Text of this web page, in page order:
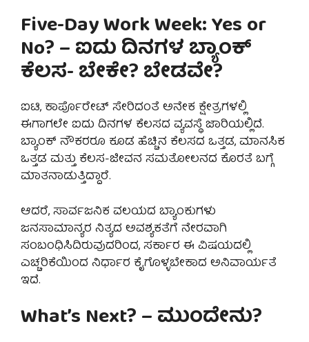
Five-Day Work Week: Yes or
No? – ಐದು ದಿನಗಳ ಬ್ಯಾಂಕ್
ಕೆಲಸ- ಬೇಕೇ? ಬೇಡವೇ?
ಐಟಿ, ಕಾರ್ಪೊರೇಟ್ ಸೇರಿದಂತೆ ಅನೇಕ ಕ್ಷೇತ್ರಗಳಲ್ಲಿ
ಈಗಾಗಲೇ ಐದು ದಿನಗಳ ಕೆಲಸದ ವ್ಯವಸ್ಥೆ ಜಾರಿಯಲ್ಲಿದೆ.
ಬ್ಯಾಂಕ್ ನೌಕರರೂ ಕೂಡ ಹೆಚ್ಚಿನ ಕೆಲಸದ ಒತ್ತಡ, ಮಾನಸಿಕ
ಒತ್ತಡ ಮತ್ತು ಕೆಲಸ-ಜೀವನ ಸಮತೋಲನದ ಕೊರತೆ ಬಗ್ಗೆ
ಮಾತನಾಡುತ್ತಿದ್ದಾರೆ.
ಆದರೆ, ಸಾರ್ವಜನಿಕ ವಲಯದ ಬ್ಯಾಂಕುಗಳು
ಜನಸಾಮಾನ್ಯರ ನಿತ್ಯದ ಅವಶ್ಯಕತೆಗೆ ನೇರವಾಗಿ
ಸಂಬಂಧಿಸಿದಿರುವುದರಿಂದ, ಸರ್ಕಾರ ಈ ವಿಷಯದಲ್ಲಿ
ಎಚ್ಚರಿಕೆಯಿಂದ ನಿರ್ಧಾರ ಕೈಗೊಳ್ಳಬೇಕಾದ ಅನಿವಾರ್ಯತೆ
ಇದೆ.
What’s Next? – ಮುಂದೇನು?